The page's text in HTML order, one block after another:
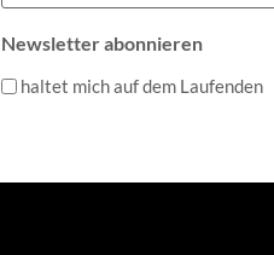
Newsletter abonnieren
haltet mich auf dem Laufenden